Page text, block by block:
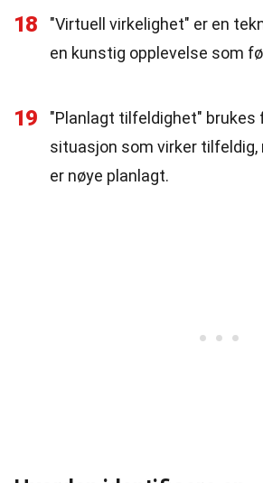
18
"Virtuell virkelighet" er en
en kunstig opplevelse som
19
"Planlagt tilfeldighet" brukes
situasjon som virker
er nøye planlagt.